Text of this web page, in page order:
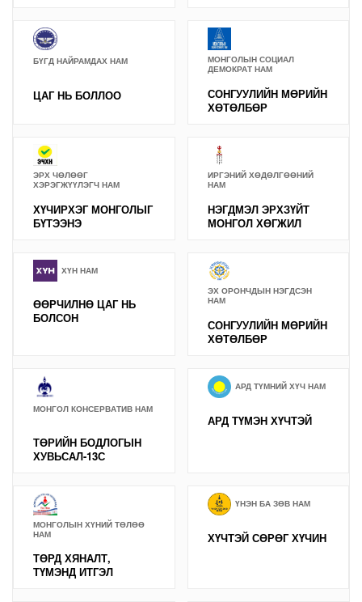
БҮГД НАЙРАМДАХ НАМ
ЦАГ НЬ БОЛЛОО
МОНГОЛЫН СОЦИАЛ
ДЕМОКРАТ НАМ
СОНГУУЛИЙН МӨРИЙН
ХӨТӨЛБӨР
ЭРХ ЧӨЛӨӨГ
ХЭРЭГЖҮҮЛЭГЧ НАМ
ХҮЧИРХЭГ МОНГОЛЫГ
БҮТЭЭНЭ
ИРГЭНИЙ ХӨДӨЛГӨӨНИЙ
НАМ
НЭГДМЭЛ ЭРХЗҮЙТ
МОНГОЛ ХӨГЖИЛ
ХҮН НАМ
ӨӨРЧИЛНӨ ЦАГ НЬ
БОЛСОН
ЭХ ОРОНЧДЫН НЭГДСЭН
НАМ
СОНГУУЛИЙН МӨРИЙН
ХӨТӨЛБӨР
МОНГОЛ КОНСЕРВАТИВ НАМ
ТӨРИЙН БОДЛОГЫН
ХУВЬСАЛ-13С
АРД ТҮМНИЙ ХҮЧ НАМ
АРД ТҮМЭН ХҮЧТЭЙ
МОНГОЛЫН ХҮНИЙ ТӨЛӨӨ
НАМ
ТӨРД ХЯНАЛТ,
ТҮМЭНД ИТГЭЛ
ҮНЭН БА ЗӨВ НАМ
ХҮЧТЭЙ СӨРӨГ ХҮЧИН